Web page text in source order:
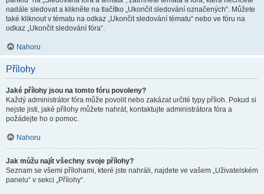
nadále sledovat a klikněte na tlačítko „Ukončit sledování označených“. Můžete
také kliknout v tématu na odkaz „Ukončit sledování tématu“ nebo ve fóru na
odkaz „Ukončit sledování fóra“.
Nahoru
Přílohy
Jaké přílohy jsou na tomto fóru povoleny?
Každý administrátor fóra může povolit nebo zakázat určité typy příloh. Pokud si
nejste jisti, jaké přílohy můžete nahrát, kontaktujte administrátora fóra a
požádejte ho o pomoc.
Nahoru
Jak můžu najít všechny svoje přílohy?
Seznam se všemi přílohami, které jste nahráli, najdete ve vašem „Uživatelském
panelu“ v sekci „Přílohy“.